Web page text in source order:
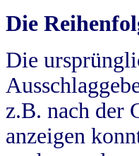
Die
Die
z.B. nach der
anzeigen